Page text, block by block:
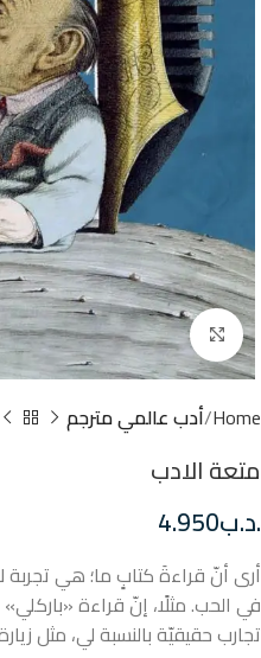
Click to enlarge
Home أدب عالمي مترجم
متعة الادب
.د.ب4.950
أرى أنّ قراءةَ كتابٍ ما؛ هي
في الحب. مثلًا، إنّ قراءة
تجارب حقيقيّة بالنسبة لي، مثل